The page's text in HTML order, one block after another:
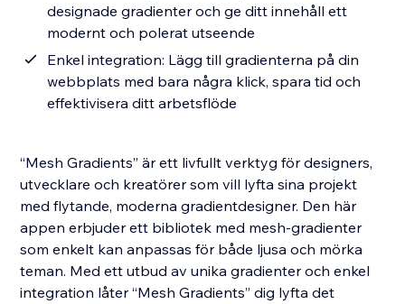
designade gradienter och ge ditt innehåll ett
modernt och polerat utseende
Enkel integration: Lägg till gradienterna på din
webbplats med bara några klick, spara tid och
effektivisera ditt arbetsflöde
“Mesh Gradients” är ett livfullt verktyg för designers,
utvecklare och kreatörer som vill lyfta sina projekt
med flytande, moderna gradientdesigner. Den här
appen erbjuder ett bibliotek med mesh-gradienter
som enkelt kan anpassas för både ljusa och mörka
teman. Med ett utbud av unika gradienter och enkel
integration låter “Mesh Gradients” dig lyfta det